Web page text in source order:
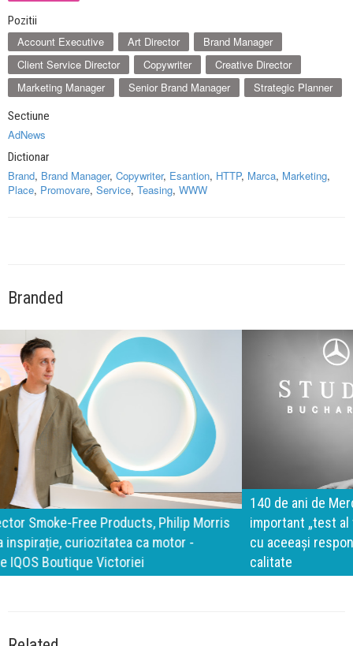
Pozitii
Account Executive Art Director
Brand Manager
Client Service Director
Copywriter
Creative Director
Marketing Manager
Senior Brand Manager Strategic Planner
Sectiune
AdNews
Dictionar
Brand, Brand Manager, Copywriter, Esantion, HTTP, Marca, Marketing,
Place, Promovare, Service, Teasing, WWW
Branded
140 de ani de Mercedes-Benz. Ramona Pîrlog: Cel mai
important „test al timpului” este să inovăm constant, dar
cu aceeași responsabilitate față de oameni, siguranță și
calitate